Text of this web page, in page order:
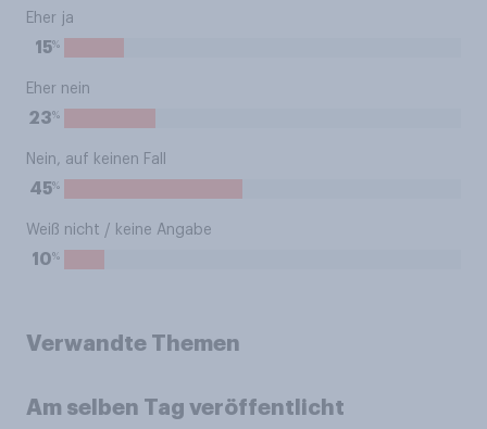
Eher ja
15%
Eher nein
23%
Nein, auf keinen Fall
45%
Weiß nicht / keine Angabe
10%
Verwandte Themen
Am selben Tag veröffentlicht